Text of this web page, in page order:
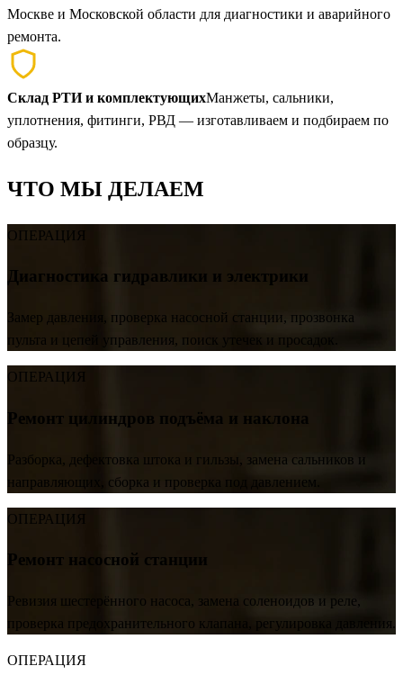
Москве и Московской области для диагностики и аварийного
ремонта.
Склад РТИ и комплектующихМанжеты, сальники,
уплотнения, фитинги, РВД — изготавливаем и подбираем по
образцу.
ЧТО МЫ ДЕЛАЕМ
ОПЕРАЦИЯ
Диагностика гидравлики и электрики
Замер давления, проверка насосной станции, прозвонка
пульта и цепей управления, поиск утечек и просадок.
ОПЕРАЦИЯ
Ремонт цилиндров подъёма и наклона
Разборка, дефектовка штока и гильзы, замена сальников и
направляющих, сборка и проверка под давлением.
ОПЕРАЦИЯ
Ремонт насосной станции
Ревизия шестерённого насоса, замена соленоидов и реле,
проверка предохранительного клапана, регулировка давления.
ОПЕРАЦИЯ